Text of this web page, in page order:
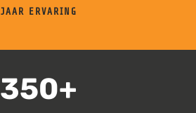
JAAR ERVARING
350+